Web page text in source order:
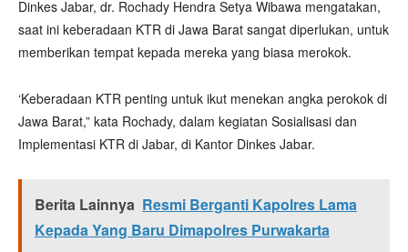
Dinkes Jabar, dr. Rochady Hendra Setya Wibawa mengatakan,
saat ini keberadaan KTR di Jawa Barat sangat diperlukan, untuk
memberikan tempat kepada mereka yang biasa merokok.
‘Keberadaan KTR penting untuk ikut menekan angka perokok di
Jawa Barat,” kata Rochady, dalam kegiatan Sosialisasi dan
Implementasi KTR di Jabar, di Kantor Dinkes Jabar.
Berita Lainnya Resmi Berganti Kapolres Lama
Kepada Yang Baru Dimapolres Purwakarta